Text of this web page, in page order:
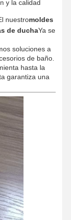
Casos
y la calidad
nuestromoldes
de duchaYa se
soluciones a
de baño.
hasta la
garantiza una